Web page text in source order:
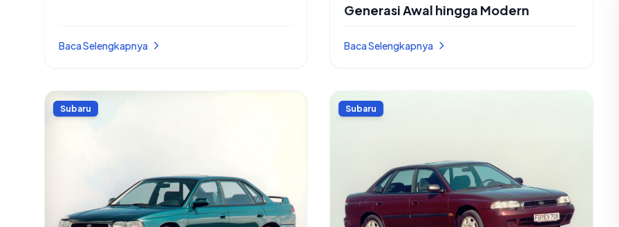
Baca Selengkapnya
Generasi Awal hingga Modern
Baca Selengkapnya
Subaru Subaru